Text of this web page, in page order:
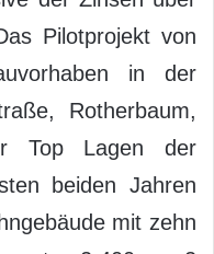
Pilotprojekt von
in der
Rotherbaum,
Top Lagen der
beiden Jahren
mit zehn